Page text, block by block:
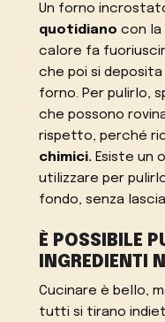
Un forno
quotidiano con la
calore fa
che poi si
forno. Per pulirlo,
che possono
rispetto, perché
chimici. Esiste un
utilizzare per
fondo, senza
È POSSIBILE
INGREDIENTI
Cucinare è bello,
tutti si tirano